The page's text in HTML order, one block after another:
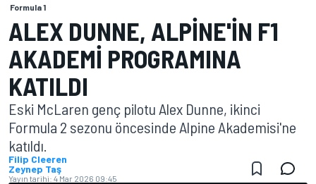
Formula 1
ALEX DUNNE, ALPINE'IN F1
AKADEMI PROGRAMINA
KATILDI
Eski McLaren genç pilotu Alex Dunne, ikinci
Formula 2 sezonu öncesinde Alpine Akademisi'ne
katıldı.
Filip Cleeren
Zeynep Taş
Yayın tarihi: 4 Mar 2026 09:45